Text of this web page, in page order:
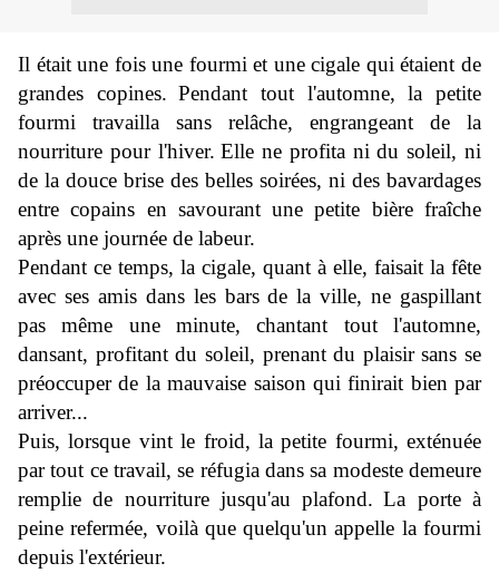
Il était une fois une fourmi et une cigale qui étaient de
grandes copines. Pendant tout l'automne, la petite
fourmi travailla sans relâche, engrangeant de la
nourriture pour l'hiver. Elle ne profita ni du soleil, ni
de la douce brise des belles soirées, ni des bavardages
entre copains en savourant une petite bière fraîche
après une journée de labeur.
Pendant ce temps, la cigale, quant à elle, faisait la fête
avec ses amis dans les bars de la ville, ne gaspillant
pas même une minute, chantant tout l'automne,
dansant, profitant du soleil, prenant du plaisir sans se
préoccuper de la mauvaise saison qui finirait bien par
arriver...
Puis, lorsque vint le froid, la petite fourmi, exténuée
par tout ce travail, se réfugia dans sa modeste demeure
remplie de nourriture jusqu'au plafond. La porte à
peine refermée, voilà que quelqu'un appelle la fourmi
depuis l'extérieur.